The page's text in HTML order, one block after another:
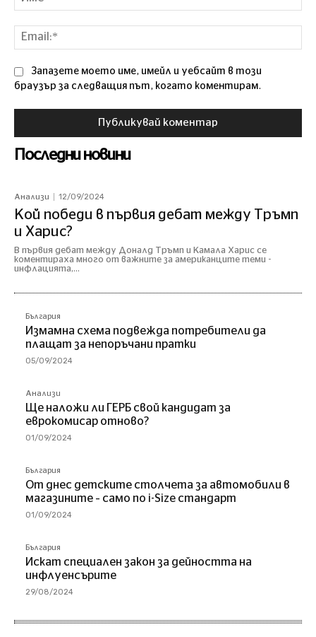
Запазете моето име, имейл и уебсайт в този
браузър за следващия път, когато коментирам.
Последни новини
Анализи 12/09/2024
Кой победи в първия дебат между Тръмп
и Харис?
В първия дебат между Доналд Тръмп и Камала Харис се
коментираха много от важните за американците теми -
инфлацията,...
България
Измамна схема подвежда потребители да
плащат за непоръчани пратки
05/09/2024
Анализи
Ще наложи ли ГЕРБ свой кандидат за
еврокомисар отново?
01/09/2024
България
От днес детските столчета за автомобили в
магазините – само по i-Size стандарт
01/09/2024
България
Искат специален закон за дейността на
инфлуенсърите
29/08/2024